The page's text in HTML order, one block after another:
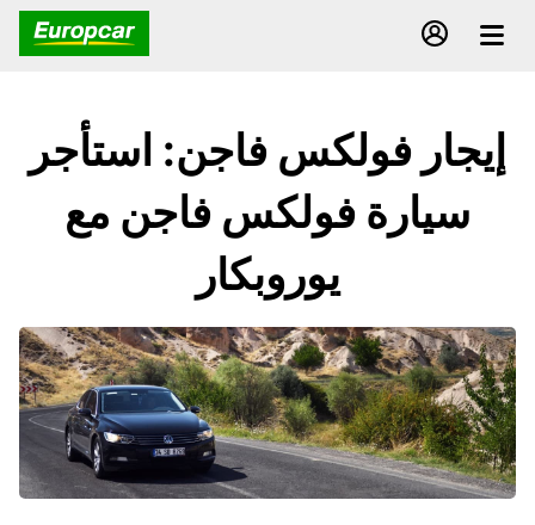
إيجار فولكس فاجن: استأجر
سيارة فولكس فاجن مع
يوروبكار